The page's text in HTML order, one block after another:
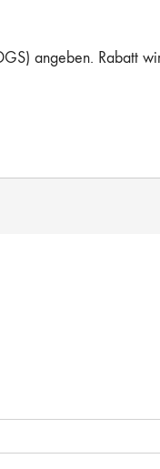
angeben. Rabatt